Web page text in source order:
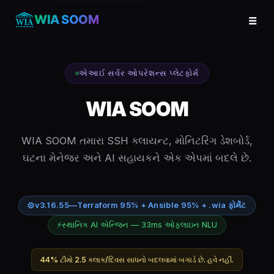
WIA SOOM ☰
એઆઈ સર્વર ઓપરેશન્સ પ્લેટફોર્મ
WIA SOOM
WIA SOOM તમારા SSH ક્લાયન્ટ, મોનિટરિંગ ડેશબોર્ડ,
ઘટના મેનેજર અને AI સહાયકને એક એપમાં બદલે છે.
⚙v3.16.55—Terraform 95% + Ansible 95% + .wia ફોર્મેટ
⚡સ્થાનિક AI એન્જિન — 33ms ઓફલાઇન NLU
44% ટીમો 2.5 કલાક/દિવસ સાધનો બદલવામાં બગાડે છે. હવે નહીં.